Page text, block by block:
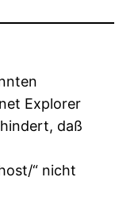
Explorer
daß
“ nicht